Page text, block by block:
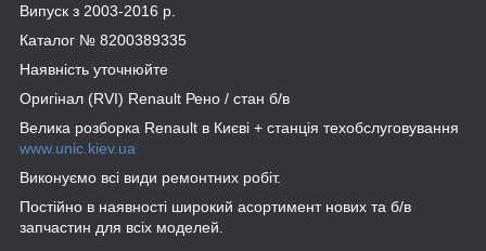
Випуск з 2003-2016 р.
Каталог № 8200389335
Наявність уточнюйте
Оригінал (RVI) Renault Рено / стан б/в
Велика розборка Renault в Києві + станція техобслуговування
www.unic.kiev.ua
Виконуємо всі види ремонтних робіт.
Постійно в наявності широкий асортимент нових та б/в
запчастин для всіх моделей.